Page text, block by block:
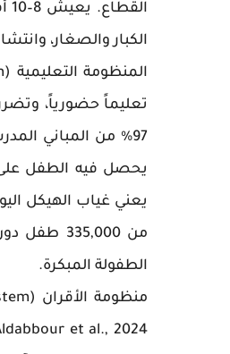
الكبار والصغار،
97% من المباني
يحصل فيه الطفل
يعني غياب الهيكل
من
الطفولة المبكرة.